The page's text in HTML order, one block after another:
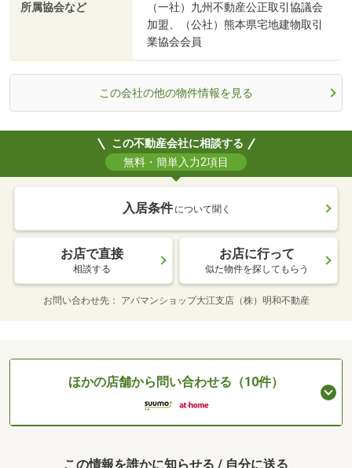
所属協会など
（一社）九州不動産公正取引協議会
加盟、（公社）熊本県宅地建物取引
業協会会員
この会社の他の物件情報を見る
この不動産会社に相談する
無料・簡単入力2項目
入居条件 について聞く
お店で直接
相談する
お店に行って
似た物件を探してもらう
お問い合わせ先 アパマンショップ大江支店（株）明和不動産
ほかの店舗から問い合わせる（10件）
この情報を誰かに知らせる / 自分に送る